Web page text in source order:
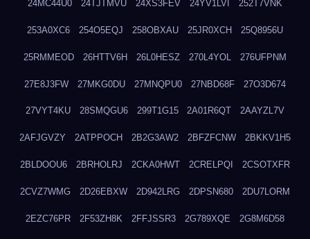
24MC44U0 24TJTMVU 24XS3FEV 24YV1LVI 252T7VNK
253A0XC6 254O5EQJ 258OBXAU 25JR0XCH 25Q8956U
25RMMEOD 26HTTV6H 26L0HESZ 270L4YOL 276UFPNM
27E8J3FW 27MKG0DU 27MNQPU0 27NBD68F 27O3D674
27VYT4KU 28SMQGU6 299T1G15 2A01R6QT 2AAYZL7V
2AFJGVZY 2ATPPOCH 2B2G3AW2 2BFZFCNW 2BKKV1H5
2BLDOOU6 2BRHOLRJ 2CKA0HWT 2CRELPQI 2CSOTXFR
2CVZ7WMG 2D26EBXW 2D942LRG 2DPSN680 2DU7LORM
2EZC76PR 2F53ZH8K 2FFJSSR3 2G789XQE 2G8M6D58